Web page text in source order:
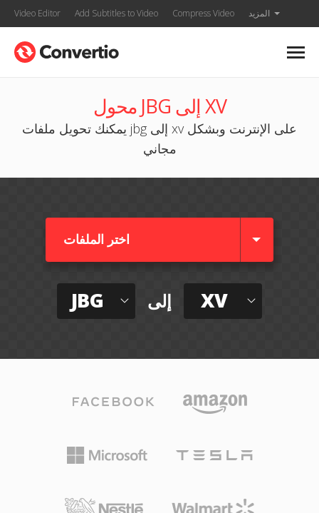
Video Editor Add Subtitles to Video Compress Video المزيد
محول JBG إلى XV
يمكنك تحويل ملفات jbg إلى xv على الإنترنت وبشكل
مجاني
اختر الملفات
JBG إلى XV